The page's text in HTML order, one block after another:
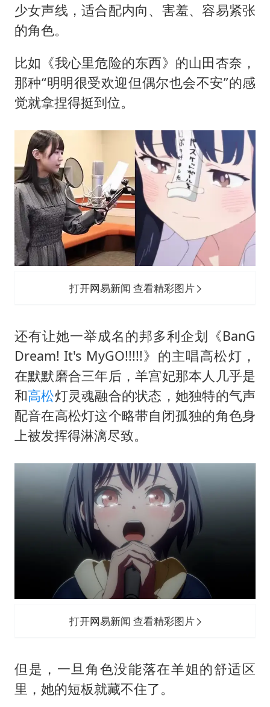
少女声线，适合配内向、害羞、容易紧张
的角色。
比如《我心里危险的东西》的山田杏奈，
那种“明明很受欢迎但偶尔也会不安”的感
觉就拿捏得挺到位。
打开网易新闻 查看精彩图片
还有让她一举成名的邦多利企划《BanG
Dream! It's MyGO!!!!!》的主唱高松灯，
在默默磨合三年后，羊宫妃那本人几乎是
和高松灯灵魂融合的状态，她独特的气声
配音在高松灯这个略带自闭孤独的角色身
上被发挥得淋漓尽致。
打开网易新闻 查看精彩图片
但是，一旦角色没能落在羊姐的舒适区
里，她的短板就藏不住了。